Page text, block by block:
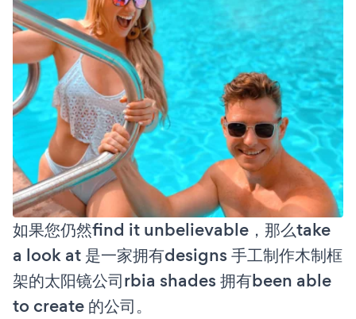
如果您仍然find it unbelievable，那么take
a look at 是一家拥有designs 手工制作木制框
架的太阳镜公司rbia shades 拥有been able
to create 的公司。